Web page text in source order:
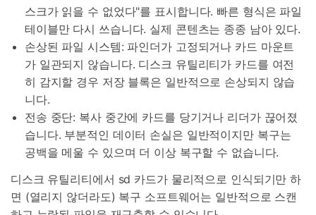
스크가 읽을 수 없었다"를 표시합니다. 빠른 형식은 파일
테이블만 다시 쓰습니다. 실제 콘텐츠는 종종 남아 있다.
손상된 파일 시스템: 파인더가 고정되거나 카드 마운트
가 일관되지 않습니다. 디스크 유틸리티가 카드를 여전
히 감지할 경우 저장 블록은 일반적으로 손상되지 않습
니다.
전송 중단: 복사 중간에 카드를 당기거나 리더가 끊어졌
습니다. 부분적인 데이터 손실은 일반적이지만 복구는
공백을 메울 수 있으며 더 이상 복구할 수 없습니다.
디스크 유틸리티에서 sd 카드가 물리적으로 인식되기만 하
면 (열리지 않더라도) 복구 소프트웨어는 일반적으로 스캔